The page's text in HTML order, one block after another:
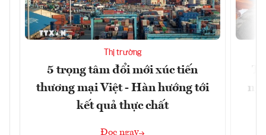
Thị trường
5 trọng tâm đổi mới xúc tiến
thương mại Việt - Hàn hướng tới
kết quả thực chất
Đọc ngay